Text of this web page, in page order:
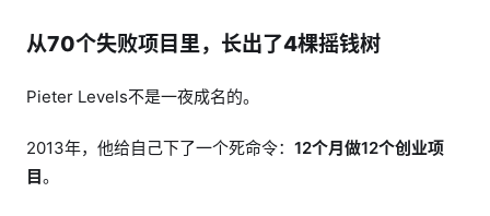
从70个失败项目里，长出了4棵摇钱树
Pieter Levels不是一夜成名的。
2013年，他给自己下了一个死命令： 12个月做12个创业项
目 。